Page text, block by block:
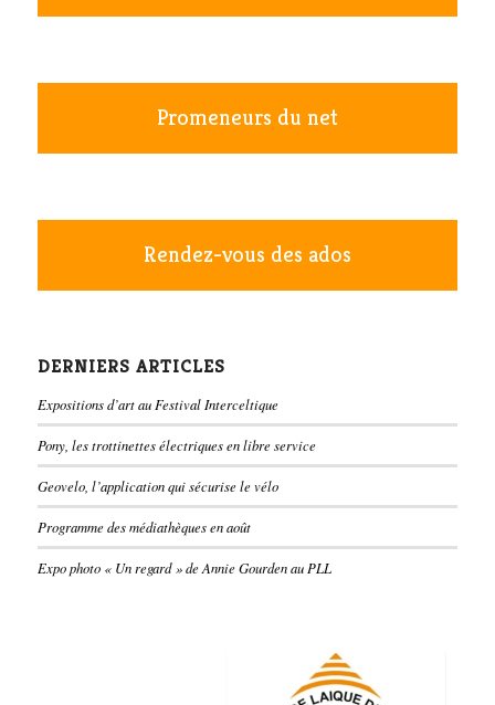
Promeneurs du net
Rendez-vous des ados
DERNIERS ARTICLES
Expositions d’art au Festival Interceltique
Pony, les trottinettes électriques en libre service
Geovelo, l’application qui sécurise le vélo
Programme des médiathèques en août
Expo photo « Un regard » de Annie Gourden au PLL